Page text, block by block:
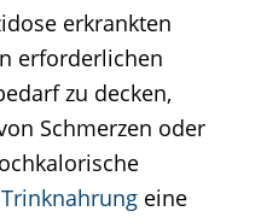
erkrankten
erforderlichen
zu decken,
Schmerzen oder
Trinknahrungeine